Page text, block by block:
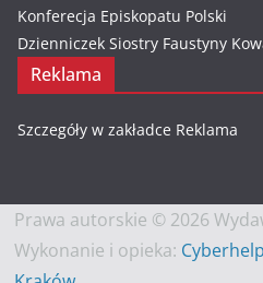
Konferecja Episkopatu Polski
Dzienniczek Siostry Faustyny
Reklama
Szczegóły w zakładce Reklama
Prawa autorskie © 2026
Wykonanie i opieka: